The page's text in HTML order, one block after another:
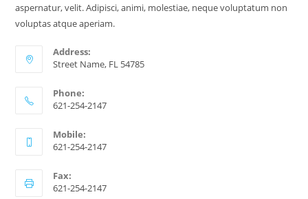
aspernatur, velit. Adipisci, animi, molestiae, neque voluptatum non
voluptas atque aperiam.
Address:
Street Name, FL 54785
Phone:
621-254-2147
Mobile:
621-254-2147
Fax:
621-254-2147